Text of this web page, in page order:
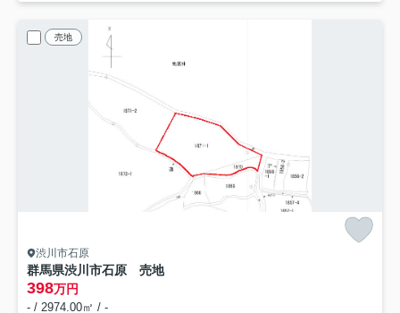
売地
渋川市石原
群馬県渋川市石原 売地
398万円
- / 2974.00㎡ / -